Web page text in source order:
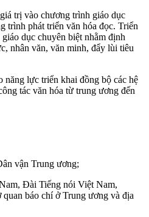
trị vào chương trình giáo dục
trình phát triển văn hóa đọc. Triển
dục chuyên biệt nhằm định
nhân văn, văn minh, đẩy lùi tiêu
năng lực triển khai đồng bộ các hệ
tác văn hóa từ trung ương đến
vận Trung ương;
Đài Tiếng nói Việt Nam,
báo chí ở Trung ương và địa